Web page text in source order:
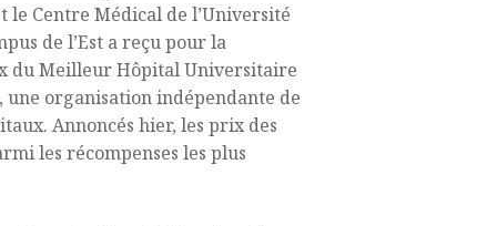
le Centre Médical de l’Université
de l’Est a reçu pour la
du Meilleur Hôpital Universitaire
une organisation indépendante de
Annoncés hier, les prix des
les récompenses les plus